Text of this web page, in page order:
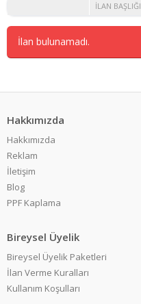
İLAN BAŞLIĞI
İlan bulunamadı.
Hakkımızda
Hakkımızda
Reklam
İletişim
Blog
PPF Kaplama
Bireysel Üyelik
Bireysel Üyelik Paketleri
İlan Verme Kuralları
Kullanım Koşulları